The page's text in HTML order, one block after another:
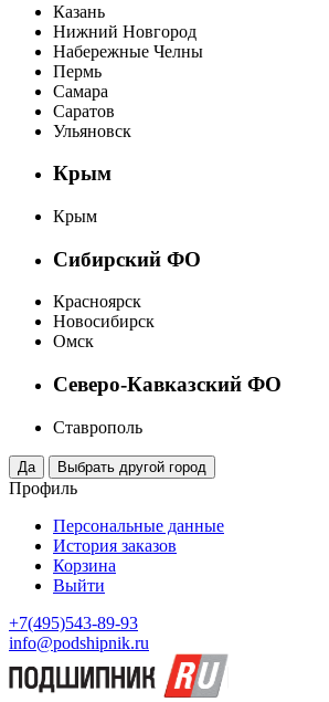
Казань
Нижний Новгород
Набережные Челны
Пермь
Самара
Саратов
Ульяновск
Крым
Крым
Сибирский ФО
Красноярск
Новосибирск
Омск
Северо-Кавказский ФО
Ставрополь
Профиль
Персональные данные
История заказов
Корзина
Выйти
+7(495)543-89-93
info@podshipnik.ru